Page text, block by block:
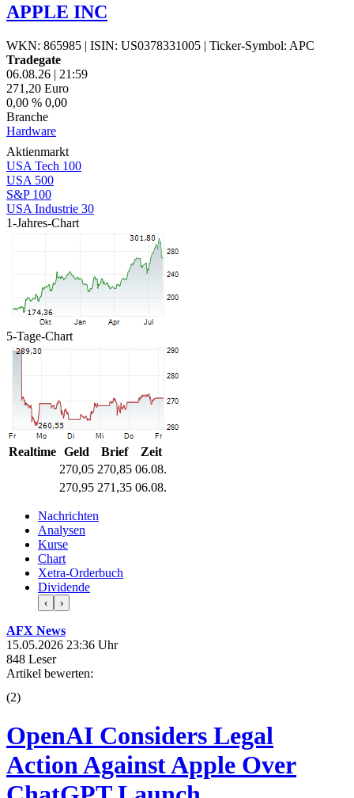
APPLE INC
WKN: 865985 | ISIN: US0378331005 | Ticker-Symbol: APC
Tradegate
06.08.26 | 21:59
271,20 Euro
0,00 % 0,00
Branche
Hardware
Aktienmarkt
USA Tech 100
USA 500
S&P 100
USA Industrie 30
1-Jahres-Chart
5-Tage-Chart
Realtime Geld Brief
Zeit
270,05 270,85 06.08.
270,95 271,35 06.08.
Nachrichten
Analysen
Kurse
Chart
Xetra-Orderbuch
Dividende
‹ ›
AFX News
15.05.2026 23:36 Uhr
848 Leser
Artikel bewerten:
(2)
OpenAI Considers Legal
Action Against Apple Over